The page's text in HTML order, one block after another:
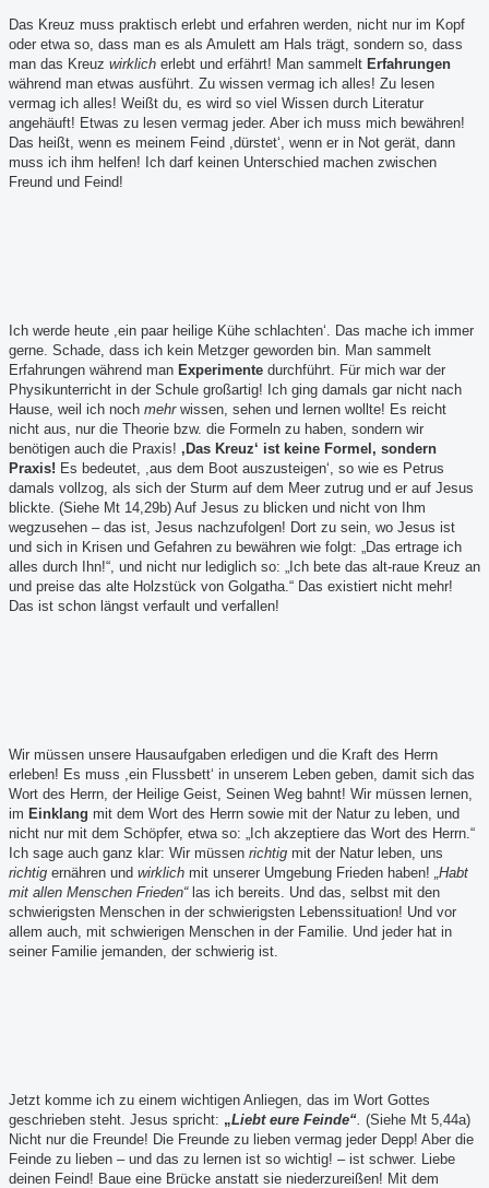
Das Kreuz muss praktisch erlebt und erfahren werden, nicht nur im Kopf
oder etwa so, dass man es als Amulett am Hals trägt, sondern so, dass
man das Kreuz wirklich erlebt und erfährt! Man sammelt Erfahrungen
während man etwas ausführt. Zu wissen vermag ich alles! Zu lesen
vermag ich alles! Weißt du, es wird so viel Wissen durch Literatur
angehäuft! Etwas zu lesen vermag jeder. Aber ich muss mich bewähren!
Das heißt, wenn es meinem Feind ,dürstet‘, wenn er in Not gerät, dann
muss ich ihm helfen! Ich darf keinen Unterschied machen zwischen
Freund und Feind!
Ich werde heute ,ein paar heilige Kühe schlachten‘. Das mache ich immer
gerne. Schade, dass ich kein Metzger geworden bin. Man sammelt
Erfahrungen während man Experimente durchführt. Für mich war der
Physikunterricht in der Schule großartig! Ich ging damals gar nicht nach
Hause, weil ich noch mehrwissen, sehen und lernen wollte! Es reicht
nicht aus, nur die Theorie bzw. die Formeln zu haben, sondern wir
benötigen auch die Praxis! ,Das Kreuz‘ ist keine Formel, sondern
Praxis! Es bedeutet, ,aus dem Boot auszusteigen‘, so wie es Petrus
damals vollzog, als sich der Sturm auf dem Meer zutrug und er auf Jesus
blickte. (Siehe Mt 14,29b) Auf Jesus zu blicken und nicht von Ihm
wegzusehen – das ist, Jesus nachzufolgen! Dort zu sein, wo Jesus ist
und sich in Krisen und Gefahren zu bewähren wie folgt: „Das ertrage ich
alles durch Ihn!“, und nicht nur lediglich so: „Ich bete das alt-raue Kreuz an
und preise das alte Holzstück von Golgatha.“ Das existiert nicht mehr!
Das ist schon längst verfault und verfallen!
Wir müssen unsere Hausaufgaben erledigen und die Kraft des Herrn
erleben! Es muss ,ein Flussbett‘ in unserem Leben geben, damit sich das
Wort des Herrn, der Heilige Geist, Seinen Weg bahnt! Wir müssen lernen,
im Einklang mit dem Wort des Herrn sowie mit der Natur zu leben, und
nicht nur mit dem Schöpfer, etwa so: „Ich akzeptiere das Wort des Herrn.“
Ich sage auch ganz klar: Wir müssen richtig mit der Natur leben, uns
richtig ernähren und wirklich mit unserer Umgebung Frieden haben! Habt
mit allen Menschen Frieden“las ich bereits. Und das, selbst mit den
schwierigsten Menschen in der schwierigsten Lebenssituation! Und vor
allem auch, mit schwierigen Menschen in der Familie. Und jeder hat in
seiner Familie jemanden, der schwierig ist.
Jetzt komme ich zu einem wichtigen Anliegen, das im Wort Gottes
geschrieben steht. Jesus spricht: „Liebt eure Feinde“ (Siehe Mt 5,44a)
Nicht nur die Freunde! Die Freunde zu lieben vermag jeder Depp! Aber die
Feinde zu lieben – und das zu lernen ist so wichtig! – ist schwer. Liebe
deinen Feind! Baue eine Brücke anstatt sie niederzureißen! Mit dem